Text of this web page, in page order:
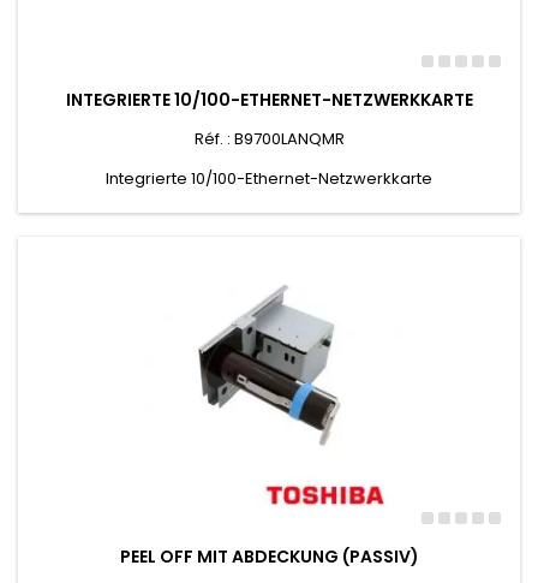
INTEGRIERTE 10/100-ETHERNET-NETZWERKKARTE
Réf. : B9700LANQMR
Integrierte 10/100-Ethernet-Netzwerkkarte
PEEL OFF MIT ABDECKUNG (PASSIV)